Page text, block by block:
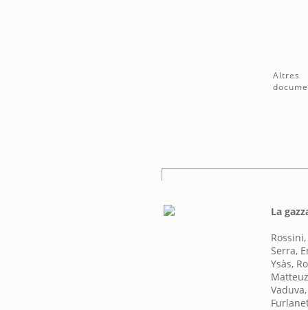
Altres
La
Serra,
Ysàs,